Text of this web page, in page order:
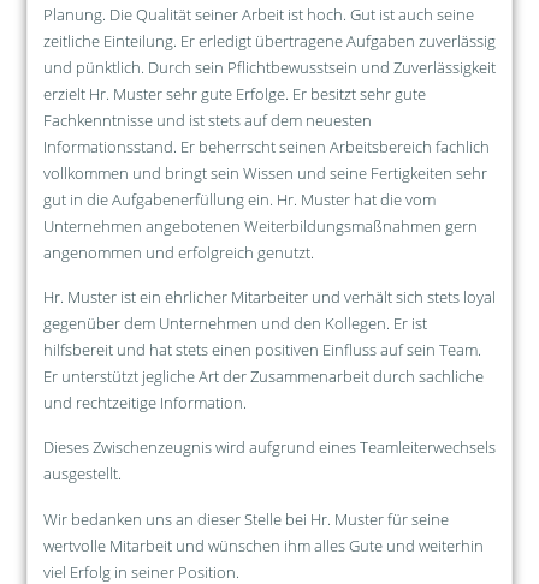
Planung. Die Qualität seiner Arbeit ist hoch. Gut ist auch seine
zeitliche Einteilung. Er erledigt übertragene Aufgaben zuverlässig
und pünktlich. Durch sein Pflichtbewusstsein und Zuverlässigkeit
erzielt Hr. Muster sehr gute Erfolge. Er besitzt sehr gute
Fachkenntnisse und ist stets auf dem neuesten
Informationsstand. Er beherrscht seinen Arbeitsbereich fachlich
vollkommen und bringt sein Wissen und seine Fertigkeiten sehr
gut in die Aufgabenerfüllung ein. Hr. Muster hat die vom
Unternehmen angebotenen Weiterbildungsmaßnahmen gern
angenommen und erfolgreich genutzt.
Hr. Muster ist ein ehrlicher Mitarbeiter und verhält sich stets loyal
gegenüber dem Unternehmen und den Kollegen. Er ist
hilfsbereit und hat stets einen positiven Einfluss auf sein Team.
Er unterstützt jegliche Art der Zusammenarbeit durch sachliche
und rechtzeitige Information.
Dieses Zwischenzeugnis wird aufgrund eines Teamleiterwechsels
ausgestellt.
Wir bedanken uns an dieser Stelle bei Hr. Muster für seine
wertvolle Mitarbeit und wünschen ihm alles Gute und weiterhin
viel Erfolg in seiner Position.